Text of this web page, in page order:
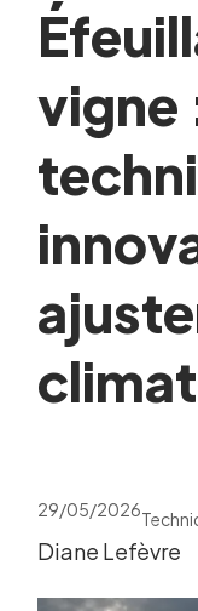
vigne
29/05/2026
Diane Lefèvre